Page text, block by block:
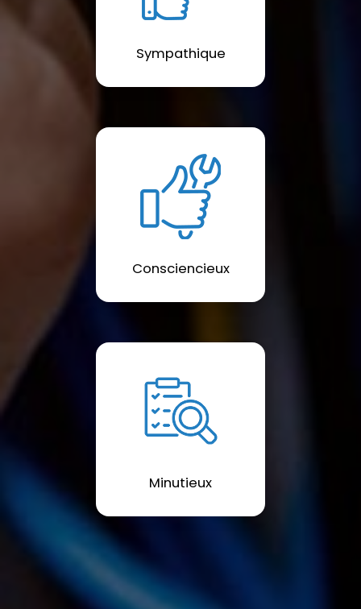
Sympathique
Consciencieux
Minutieux